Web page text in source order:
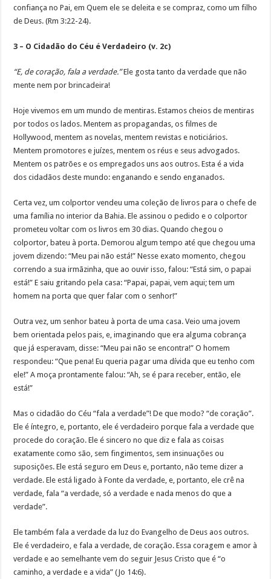
confiança no Pai, em Quem ele se deleita e se compraz, como um filho
de Deus. (Rm 3:22-24).
3 – O Cidadão do Céu é Verdadeiro (v. 2c)
“E, de coração, fala a verdade.”Ele gosta tanto da verdade que não
mente nem por brincadeira!
Hoje vivemos em um mundo de mentiras. Estamos cheios de mentiras
por todos os lados. Mentem as propagandas, os filmes de
Hollywood, mentem as novelas, mentem revistas e noticiários.
Mentem promotores e juízes, mentem os réus e seus advogados.
Mentem os patrões e os empregados uns aos outros. Esta é a vida
dos cidadãos deste mundo: enganando e sendo enganados.
Certa vez, um colportor vendeu uma coleção de livros para o chefe de
uma família no interior da Bahia. Ele assinou o pedido e o colportor
prometeu voltar com os livros em 30 dias. Quando chegou o
colportor, bateu à porta. Demorou algum tempo até que chegou uma
jovem dizendo: “Meu pai não está!” Nesse exato momento, chegou
correndo a sua irmãzinha, que ao ouvir isso, falou: “Está sim, o papai
está!” E saiu gritando pela casa: “Papai, papai, vem aqui; tem um
homem na porta que quer falar com o senhor!”
Outra vez, um senhor bateu à porta de uma casa. Veio uma jovem
bem orientada pelos pais, e, imaginando que era alguma cobrança
que já esperavam, disse: “Meu pai não se encontra!” O homem
respondeu: “Que pena! Eu queria pagar uma dívida que eu tenho com
ele!” A moça prontamente falou: “Ah, se é para receber, então, ele
está!”
Mas o cidadão do Céu “fala a verdade”! De que modo? “de coração”.
Ele é íntegro, e, portanto, ele é verdadeiro porque fala a verdade que
procede do coração. Ele é sincero no que diz e fala as coisas
exatamente como são, sem fingimentos, sem insinuações ou
suposições. Ele está seguro em Deus e, portanto, não teme dizer a
verdade. Ele está ligado à Fonte da verdade, e, portanto, ele crê na
verdade, fala “a verdade, só a verdade e nada menos do que a
verdade”.
Ele também fala a verdade da luz do Evangelho de Deus aos outros.
Ele é verdadeiro, e fala a verdade, de coração. Essa coragem e amor à
verdade e ao semelhante vem do seguir Jesus Cristo que é “o
caminho, a verdade e a vida” (Jo 14:6).